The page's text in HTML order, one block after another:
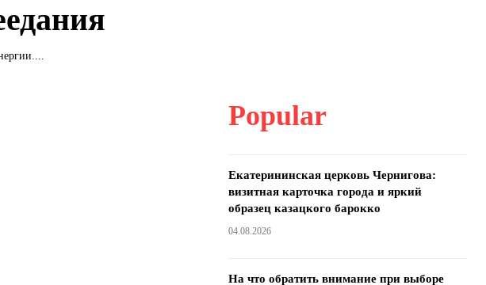
Popular
Екатерининская церковь Чернигова:
визитная карточка города и яркий
образец казацкого барокко
04.08.2026
На что обратить внимание при выборе